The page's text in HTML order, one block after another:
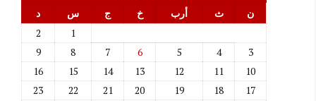
ن
ث أرب خ ج س
د
1
2
3
4
5
6
7
8
9
10
11
12
13
14
15
16
17
18
19
20
21
22
23